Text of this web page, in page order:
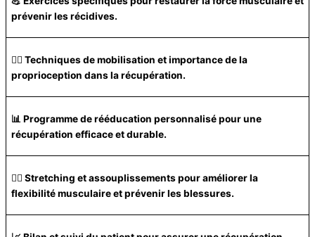
prévenir les récidives.
🤸‍♀️ Techniques de mobilisation et importance de la
proprioception dans la récupération.
📊 Programme de rééducation personnalisé pour une
récupération efficace et durable.
🤸‍♂️ Stretching et assouplissements pour améliorer la
flexibilité musculaire et prévenir les blessures.